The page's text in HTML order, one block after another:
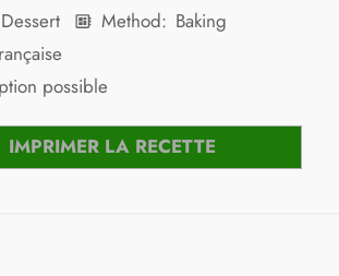
Dessert Method: Baking
possible
IMPRIMER LA RECETTE